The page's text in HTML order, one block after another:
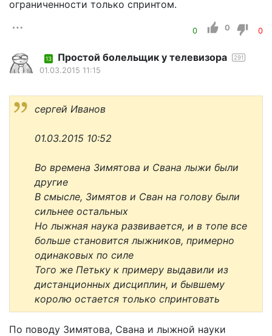
ограниченности только спринтом.
0 0 0
13 Простой болельщик у телевизора 291
01.03.2015 11:15
сергей Иванов
01.03.2015 10:52
Во времена Зимятова и Свана лыжи были
другие
В смысле, Зимятов и Сван на голову были
сильнее остальных
Но лыжная наука развивается, и в топе все
больше становится лыжников, примерно
одинаковых по силе
Того же Петьку к примеру выдавили из
дистанционных дисциплин, и бывшему
королю остается только спринтовать
По поводу Зимятова, Свана и лыжной науки